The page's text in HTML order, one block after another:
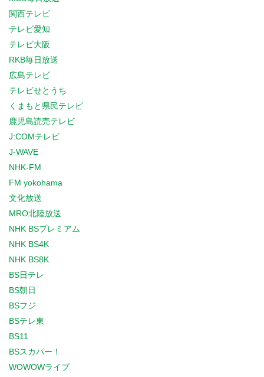
関西テレビ
テレビ愛知
テレビ大阪
RKB毎日放送
広島テレビ
テレビせとうち
くまもと県民テレビ
鹿児島読売テレビ
J:COMテレビ
J-WAVE
NHK-FM
FM yokohama
文化放送
MRO北陸放送
NHK BSプレミアム
NHK BS4K
NHK BS8K
BS日テレ
BS朝日
BSフジ
BSテレ東
BS11
BSスカパー！
WOWOWライブ